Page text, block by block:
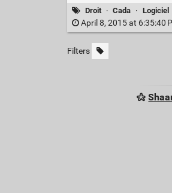
Droit · Cada · Logiciel
April 8, 2015 at 6:35:40
Filters